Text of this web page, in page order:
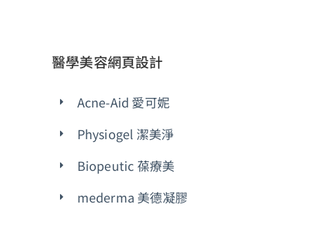
醫學美容網頁設計
Acne-Aid 愛可妮
Physiogel 潔美淨
Biopeutic 葆療美
mederma 美德凝膠